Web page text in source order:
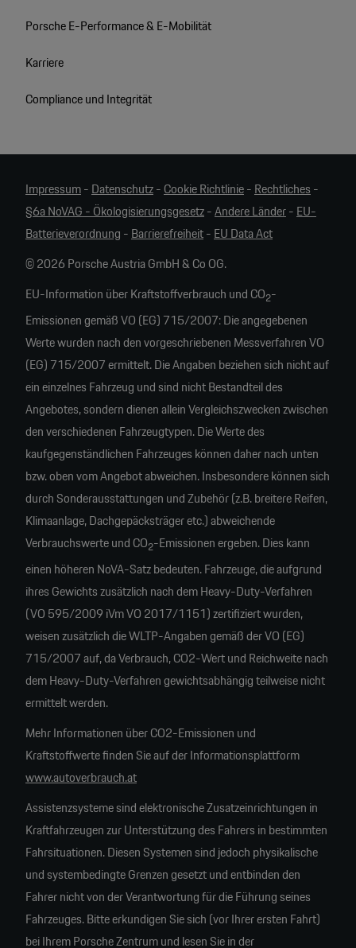
Porsche E-Performance & E-Mobilität
Karriere
Compliance und Integrität
Impressum- Datenschutz- Cookie Richtlinie- Rechtliches -
§6a NoVAG - Ökologisierungsgesetz-Andere Länder- EU-
Batterieverordnung - Barrierefreiheit- EU Data Act
© 2026 Porsche Austria GmbH & Co OG.
EU-Information über Kraftstoffverbrauch und CO2-
Emissionen gemäß VO (EG) 715/2007: Die angegebenen
Werte wurden nach den vorgeschriebenen Messverfahren VO
(EG) 715/2007 ermittelt. Die Angaben beziehen sich nicht auf
ein einzelnes Fahrzeug und sind nicht Bestandteil des
Angebotes, sondern dienen allein Vergleichszwecken zwischen
den verschiedenen Fahrzeugtypen. Die Werte des
kaufgegenständlichen Fahrzeuges können daher nach unten
bzw. oben vom Angebot abweichen. Insbesondere können sich
durch Sonderausstattungen und Zubehör (z.B. breitere Reifen,
Klimaanlage, Dachgepäcksträger etc.) abweichende
Verbrauchswerte und CO2-Emissionen ergeben. Dies kann
einen höheren NoVA-Satz bedeuten. Fahrzeuge, die aufgrund
ihres Gewichts zusätzlich nach dem Heavy-Duty-Verfahren
(VO 595/2009 iVm VO 2017/1151) zertifiziert wurden,
weisen zusätzlich die WLTP-Angaben gemäß der VO (EG)
715/2007 auf, da Verbrauch, CO2-Wert und Reichweite nach
dem Heavy-Duty-Verfahren gewichtsabhängig teilweise nicht
ermittelt werden.
Mehr Informationen über CO2-Emissionen und
Kraftstoffwerte finden Sie auf der Informationsplattform
www.autoverbrauch.at
Assistenzsysteme sind elektronische Zusatzeinrichtungen in
Kraftfahrzeugen zur Unterstützung des Fahrers in bestimmten
Fahrsituationen. Diesen Systemen sind jedoch physikalische
und systembedingte Grenzen gesetzt und entbinden den
Fahrer nicht von der Verantwortung für die Führung seines
Fahrzeuges. Bitte erkundigen Sie sich (vor Ihrer ersten Fahrt)
bei Ihrem Porsche Zentrum und lesen Sie in der